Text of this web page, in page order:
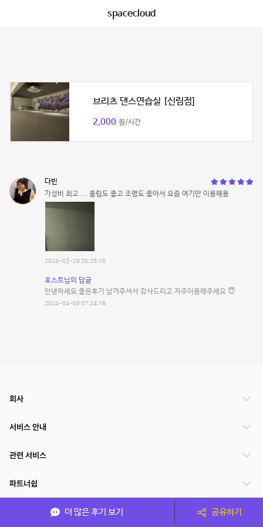
spacecloud
브리츠 댄스연습실 [신림점]
2,000 원/시간
다빈
가성비 최고 ... 울림도 좋고 조명도 좋아서 요즘 여기만 이용해용
2024-03-29 20:25:10
호스트님의 답글
안녕하세요 좋은후기 남겨주셔서 감사드리고 자주이용해주세요 😇
2024-04-05 07:24:18
더 많은 후기 보기 공유하기
회사
서비스 안내
관련 서비스
파트너쉽
서비스 제공 국가